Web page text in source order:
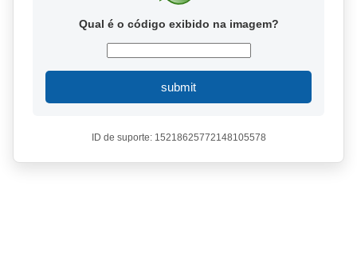
Qual é o código exibido na imagem?
submit
ID de suporte: 15218625772148105578